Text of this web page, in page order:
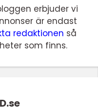
erbjuder vi
är endast
redaktionen så
som finns.
se